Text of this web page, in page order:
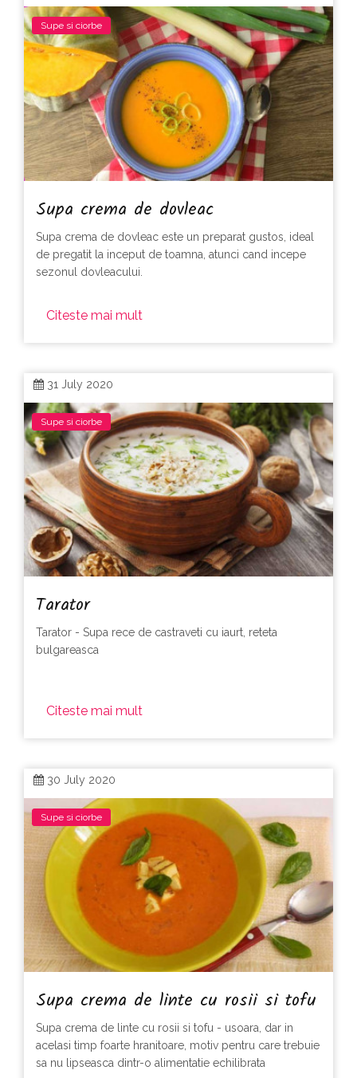
Supe si ciorbe
Supa crema de dovleac
Supa crema de dovleac este un preparat gustos, ideal
de pregatit la inceput de toamna, atunci cand incepe
sezonul dovleacului.
Citeste mai mult
31 July 2020
Supe si ciorbe
Tarator
Tarator - Supa rece de castraveti cu iaurt, reteta
bulgareasca
Citeste mai mult
30 July 2020
Supe si ciorbe
Supa crema de linte cu rosii si tofu
Supa crema de linte cu rosii si tofu - usoara, dar in
acelasi timp foarte hranitoare, motiv pentru care trebuie
sa nu lipseasca dintr-o alimentatie echilibrata